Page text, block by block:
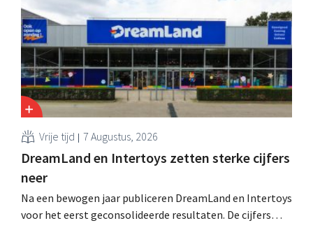
Vrije tijd 7 Augustus, 2026
DreamLand en Intertoys zetten sterke cijfers
neer
Na een bewogen jaar publiceren DreamLand en Intertoys
voor het eerst geconsolideerde resultaten. De cijfers